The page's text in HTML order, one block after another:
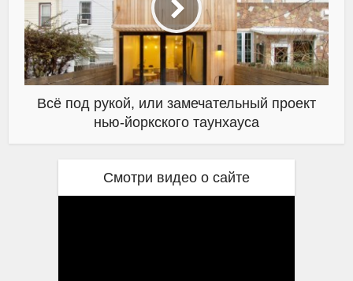
Всё под рукой, или замечательный проект
нью-йоркского таунхауса
Смотри видео о сайте